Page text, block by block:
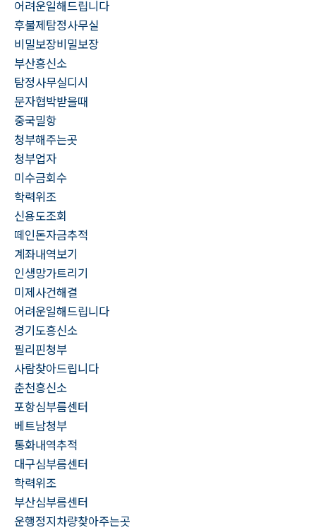
어려운일해드립니다
후불제탐정사무실
비밀보장비밀보장
부산흥신소
탐정사무실디시
문자협박받을때
중국밀항
청부해주는곳
청부업자
미수금회수
학력위조
신용도조회
떼인돈자금추적
계좌내역보기
인생망가트리기
미제사건해결
어려운일해드립니다
경기도흥신소
필리핀청부
사람찾아드립니다
춘천흥신소
포항심부름센터
베트남청부
통화내역추적
대구심부름센터
학력위조
부산심부름센터
운행정지차량찾아주는곳